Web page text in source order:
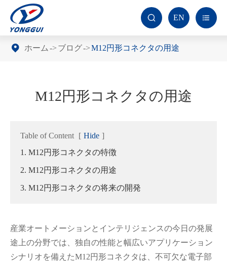
 EN 
ホーム ブログ M12円形コネクタの用途
M12円形コネクタの用途
Table of Content [ Hide ]
1. M12円形コネクタの特徴
2. M12円形コネクタの用途
3. M12円形コネクタの将来の開発
産業オートメーションとインテリジェンスの今日の発展
途上の分野では、独自の性能と幅広いアプリケーション
シナリオを備えたM12円形コネクタは、不可欠な電子部